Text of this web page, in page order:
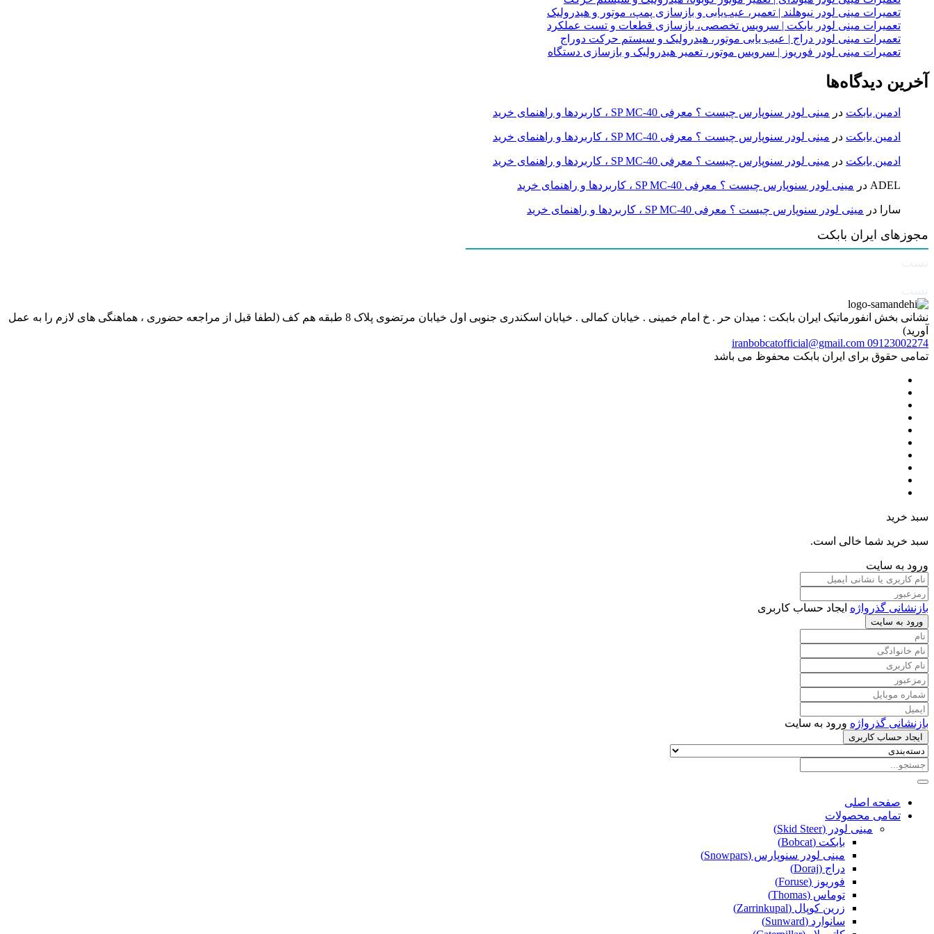
تعمیرات مینی لودر نیوهلند | تعمیر، عیب‌یابی و بازسازی پمپ، موتور و هیدرولیک
تعمیرات مینی لودر بابکت | سرویس تخصصی، بازسازی قطعات و تست عملکرد
تعمیرات مینی لودر دراج | عیب یابی موتور، هیدرولیک و سیستم حرکت دوراج
تعمیرات مینی لودر فوریوز | سرویس موتور، تعمیر هیدرولیک و بازسازی دستگاه
آخرین دیدگاه‌ها
ادمین بابکت در مینی لودر سنوپارس چیست ؟ معرفی SP MC-40 ، کاربردها و راهنمای خرید
ادمین بابکت در مینی لودر سنوپارس چیست ؟ معرفی SP MC-40 ، کاربردها و راهنمای خرید
ادمین بابکت در مینی لودر سنوپارس چیست ؟ معرفی SP MC-40 ، کاربردها و راهنمای خرید
ADEL در مینی لودر سنوپارس چیست ؟ معرفی SP MC-40 ، کاربردها و راهنمای خرید
سارا در مینی لودر سنوپارس چیست ؟ معرفی SP MC-40 ، کاربردها و راهنمای خرید
مجوزهای ایران بابکت
نشانی بخش انفورماتیک ایران بابکت : میدان حر . خ امام خمینی . خیابان کمالی . خیابان اسکندری جنوبی اول خیابان مرتضوی پلاک 8 طبقه هم کف (لطفا قبل از مراجعه حضوری ، هماهنگی های لازم را به عمل
آورید)
09123002274
iranbobcatofficial@gmail.com
تمامی حقوق برای ایران بابکت محفوظ می باشد
سبد خرید
سبد خرید شما خالی است.
ورود به سایت
بازنشانی گذرواژه ایجاد حساب کاربری
ورود به سایت
بازنشانی گذرواژه ورود به سایت
ایجاد حساب کاربری
صفحه اصلی
تمامی محصولات
مینی لودر (Skid Steer)
بابکت (Bobcat)
مینی لودر سنوپارس (Snowpars)
دراج (Doraj)
فوریوز (Foruse)
توماس (Thomas)
زرین کوپال (Zarrinkupal)
سانوارد (Sunward)